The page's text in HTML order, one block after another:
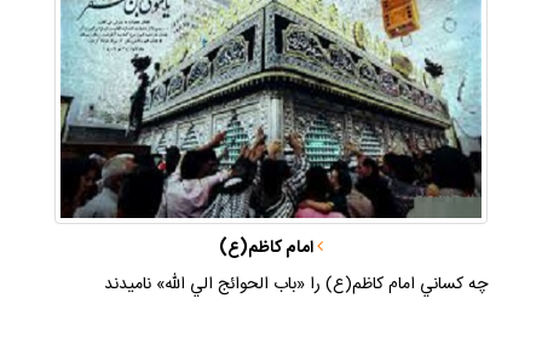
امام كاظم(ع)
چه كساني امام كاظم(ع) را «باب الحوائج الي الله» ناميدند